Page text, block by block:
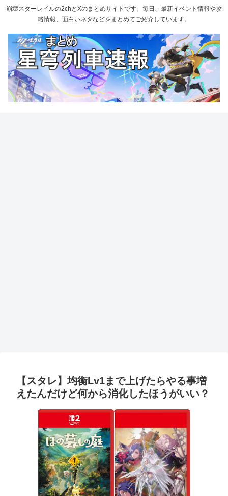
崩壊スターレイルの2chとXのまとめサイトです。毎日、最新イベント情報や攻
略情報、面白いネタなどをまとめてご紹介しています。
【スタレ】均衡Lv1まで上げたらやる事増
えたんだけど何から消化したほうがいい？